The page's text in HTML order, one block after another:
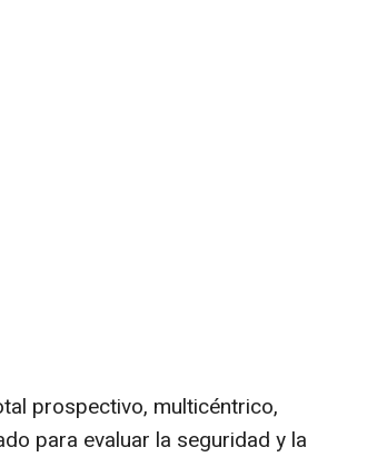
prospectivo, multicéntrico,
para evaluar la seguridad y la